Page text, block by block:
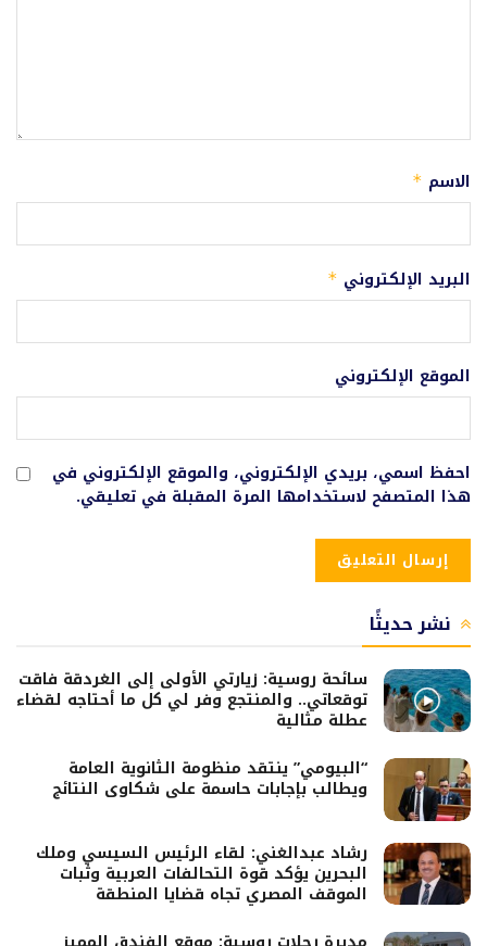
الاسم *
البريد الإلكتروني *
الموقع الإلكتروني
احفظ اسمي، بريدي الإلكتروني، والموقع الإلكتروني في
هذا المتصفح لاستخدامها المرة المقبلة في تعليقي.
نشر حديثًا
سائحة روسية: زيارتي الأولى إلى الغردقة فاقت
توقعاتي.. والمنتجع وفر لي كل ما أحتاجه لقضاء
عطلة مثالية
“البيومي” ينتقد منظومة الثانوية العامة
ويطالب بإجابات حاسمة على شكاوى النتائج
رشاد عبدالغني: لقاء الرئيس السيسي وملك
البحرين يؤكد قوة التحالفات العربية وثبات
الموقف المصري تجاه قضايا المنطقة